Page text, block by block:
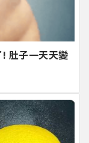
肚子一天天變